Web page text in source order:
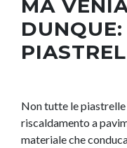
MA
Non tutte le
riscaldamento a
materiale che